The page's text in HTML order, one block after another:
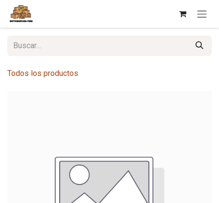
Ir al contenido
Todos los productos